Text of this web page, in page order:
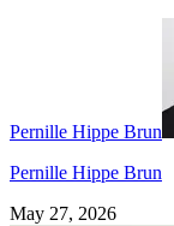
Pernille Hippe Brun
Pernille Hippe Brun
May 27, 2026